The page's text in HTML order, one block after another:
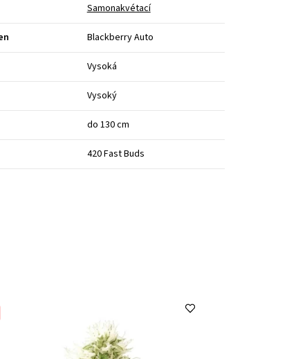
Samonakvétací
Blackberry Auto
Vysoká
Vysoký
do 130 cm
420 Fast Buds